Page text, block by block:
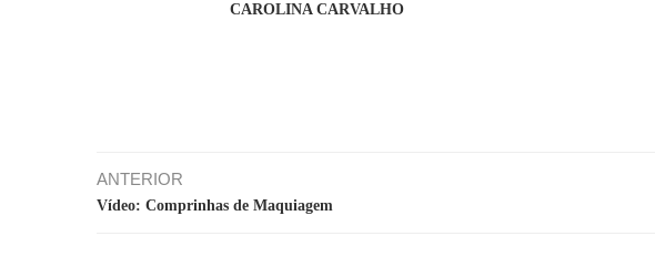
CAROLINA CARVALHO
ANTERIOR
Vídeo: Comprinhas de Maquiagem